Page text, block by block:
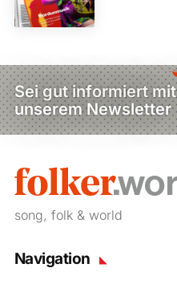
Sei gut informiert mit
unserem Newsletter
song, folk & world
Navigation